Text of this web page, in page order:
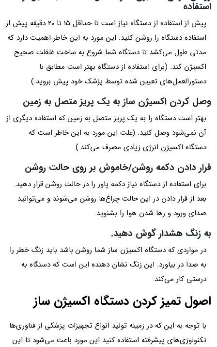
استفاده
پیش از استفاده از دستگاه نیاز است تا حداقل 15 تا 20 دقیقه پیش از
استفاده دستگاه را روشن کنید. این مورد به این خاطر اهمیت دارد که
مدتی طول می‌کشد تا دستگاه شما شروع به ساخت غلظت صحیح
اکسیژن کند. (برای استفاده از دستگاه بهتر است مطابق با
دستورالعمل‌های تعیین شده توسط پزشک خود پیش بروید.)
وصل کردن اکسیژن ساز به یک پریز متصل به زمین
بهتر است دستگاه را به یک پریز متصل به زمین که استفاده دیگری از
آن نمی‌شود وصل کنید. (علت این مورد به این خاطر است که
دستگاه اکسیژن انرژی زیادی مصرف می‌کند.)
قرار دادن دکمه روشن/خاموش بر روی حالت روشن
برای استفاده از دستگاه نیاز دکمه پاور را در حالت روشن قرار دهید.
بعد از قرار دادن در این حالت چراغ‌ها روشن می‌شوند و می‌توانید
صدای ورود و رها شدن هوا را بشنوید.
به زنگ هشدار گوش دهید.
در مواردی که دستگاه اکسیژن ساز شما روشن باشد باید زنگ خطر را
به صدا در بیاورد. این زنگ نشان دهنده این است که دستگاه به
درستی کار می‌کند.
اصول تمیز کردن دستگاه اکسیژن ساز
با توجه به این که در زمینه تولید انواع تجهیزات پزشکی از فناوری‌ها
تکنولوژی‌های پیشرفته استفاده کنید این مورد باعث می‌شود تا این